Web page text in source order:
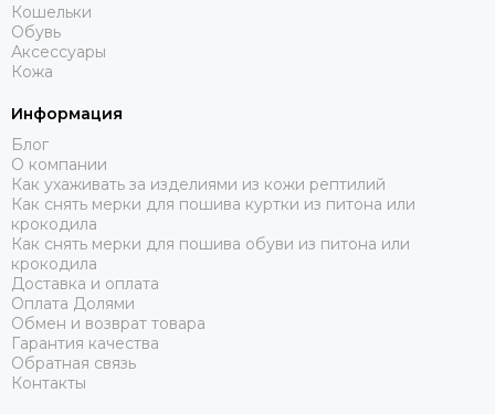
Кошельки
Обувь
Аксессуары
Кожа
Информация
Блог
О компании
Как ухаживать за изделиями из кожи рептилий
Как снять мерки для пошива куртки из питона или
крокодила
Как снять мерки для пошива обуви из питона или
крокодила
Доставка и оплата
Оплата Долями
Обмен и возврат товара
Гарантия качества
Обратная связь
Контакты